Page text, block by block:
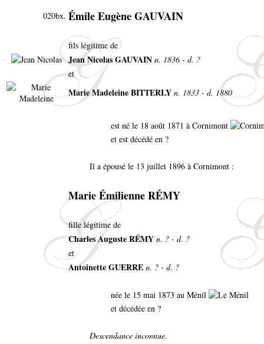
020bx. Émile Eugène GAUVAIN
fils légitime de
Jean Nicolas GAUVAIN n. 1836 - d. ?
et
Marie Madeleine BITTERLY n. 1833 - d. 1880
est né le 18 août 1871 à Cornimont
et est décédé en ?
Il a épousé le 13 juillet 1896 à Cornimont :
Marie Émilienne RÉMY
fille légitime de
Charles Auguste RÉMY n. ? - d. ?
et
Antoinette GUERRE n. ? - d. ?
née le 15 mai 1873 au Ménil
et décédée en ?
Descendance inconnue.